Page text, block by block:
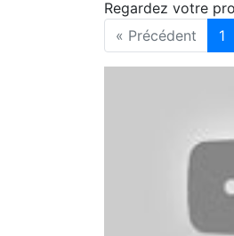
Regardez votre
« Précédent
1